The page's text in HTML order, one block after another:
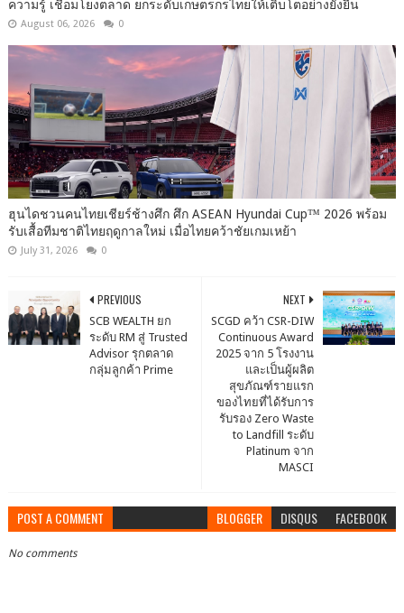
ความรู้ เชื่อมโยงตลาด ยกระดับเกษตรกรไทยให้เติบโตอย่างยั่งยืน
August 06, 2026 0
ฮุนไดชวนคนไทยเชียร์ช้างศึก ศึก ASEAN Hyundai Cup™ 2026 พร้อม
รับเสื้อทีมชาติไทยฤดูกาลใหม่ เมื่อไทยคว้าชัยเกมเหย้า
July 31, 2026 0
NEXT
SCGD คว้า CSR-DIW
Continuous Award
2025 จาก 5 โรงงาน
และเป็นผู้ผลิต
สุขภัณฑ์รายแรก
ของไทยที่ได้รับการ
รับรอง Zero Waste
to Landfill ระดับ
Platinum จาก
MASCI
PREVIOUS
SCB WEALTH ยก
ระดับ RM สู่ Trusted
Advisor รุกตลาด
กลุ่มลูกค้า Prime
POST A COMMENT BLOGGER DISQUS FACEBOOK
No comments